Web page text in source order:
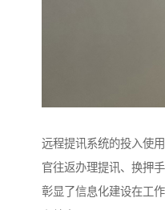
远程提讯系统的投入使
官往返办理提讯、换押
彰显了信息化建设在工